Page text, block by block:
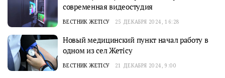
современная видеостудия
ВЕСТНИК ЖЕТІСУ 25 ДЕКАБРЯ 2024, 16:28
Новый медицинский пункт начал работу в
одном из сел Жетісу
ВЕСТНИК ЖЕТІСУ 21 ДЕКАБРЯ 2024, 9:00